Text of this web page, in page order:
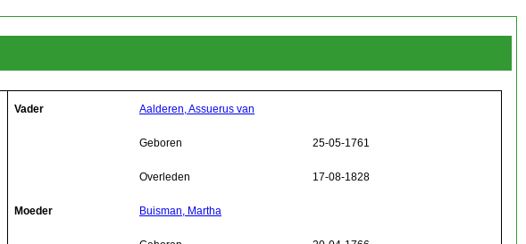
Vader Aalderen, Assuerus van
Geboren 25-05-1761
Overleden 17-08-1828
Moeder Buisman, Martha